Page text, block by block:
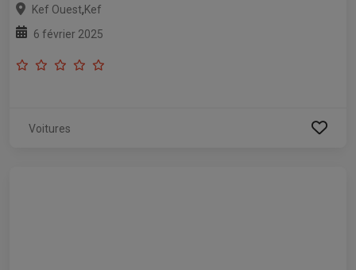
Kef Ouest,Kef
6 février 2025
Voitures